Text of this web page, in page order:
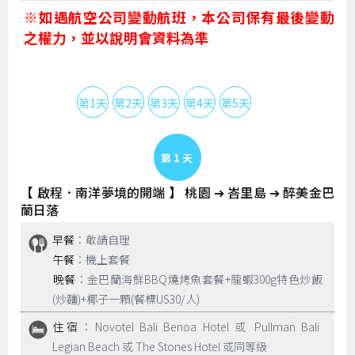
※如遇航空公司變動航班，本公司保有最後變動
之權力，並以說明會資料為準
第1天 第2天 第3天 第4天 第5天
Day 1
【 啟程．南洋夢境的開端 】 桃園 ➔ 峇里島 ➔ 醉美金巴
蘭日落
早餐 ：敬請自理
午餐 ：機上套餐
晚餐 ：金巴蘭海鮮BBQ燒烤魚套餐+龍蝦300g特色炒飯
(炒麵)+椰子一顆(餐標US30/人)
住宿 ：Novotel Bali Benoa Hotel 或 Pullman Bali
Legian Beach 或 The Stones Hotel 或同等級